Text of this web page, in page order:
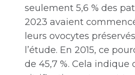
seulement 5,6 % des
2023 avaient
leurs ovocytes
l’étude. En 2015, ce
de 45,7 %. Cela indique